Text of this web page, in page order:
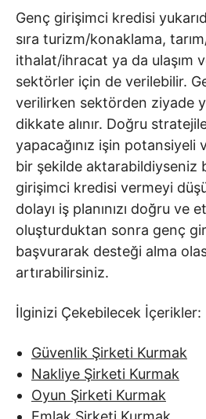
Genç girişimci kredisi
sıra turizm/konaklama,
ithalat/ihracat ya da ulaşım
sektörler için de verilebilir.
verilirken sektörden ziyade
dikkate alınır. Doğru
yapacağınız işin potansiyeli
bir şekilde aktarabildiyseniz
girişimci kredisi vermeyi
dolayı iş planınızı doğru ve
oluşturduktan sonra genç
başvurarak desteği alma
artırabilirsiniz.
İlginizi Çekebilecek İçerikler:
Güvenlik Şirketi Kurmak
Nakliye Şirketi Kurmak
Oyun Şirketi Kurmak